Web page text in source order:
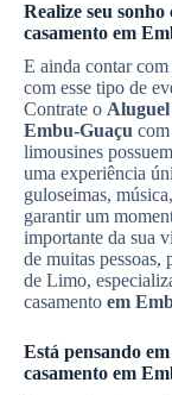
Realize seu sonho
casamento em
E ainda contar
com esse tipo de
Contrate o
Embu-Guaçu
limousines
uma experiência
guloseimas,
garantir um
importante da sua
de muitas pessoas,
de Limo,
casamento em
Está pensando em
casamento em